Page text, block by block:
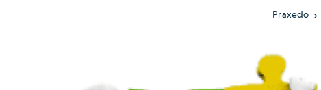
Praxedo